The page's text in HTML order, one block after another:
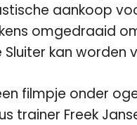
aankoop
omgedraaid
kan worden
filmpje onder
trainer Freek